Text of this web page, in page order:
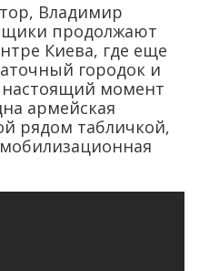
Владимир
продолжают
Киева, где еще
городок и
момент
армейская
рядом табличкой,